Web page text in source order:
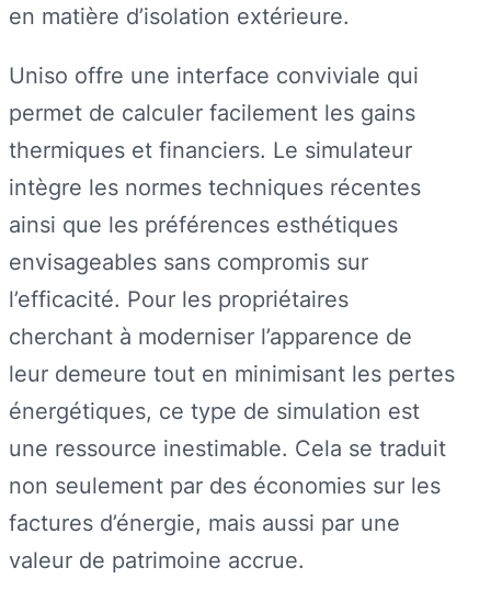
en matière d’isolation extérieure.
Uniso offre une interface conviviale qui
permet de calculer facilement les gains
thermiques et financiers. Le simulateur
intègre les normes techniques récentes
ainsi que les préférences esthétiques
envisageables sans compromis sur
l’efficacité. Pour les propriétaires
cherchant à moderniser l’apparence de
leur demeure tout en minimisant les pertes
énergétiques, ce type de simulation est
une ressource inestimable. Cela se traduit
non seulement par des économies sur les
factures d’énergie, mais aussi par une
valeur de patrimoine accrue.